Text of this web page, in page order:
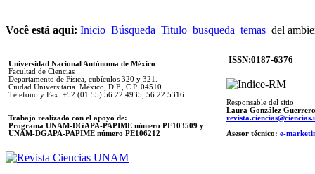
Você está aqui: Inicio Búsqueda Titulo busqueda temas del
Universidad Nacional Autónoma de México
Facultad de Ciencias
Departamento de Física, cubículos 320 y 321.
Ciudad Universitaria. México, D.F., C.P. 04510.
Télefono y Fax: +52 (01 55) 56 22 4935, 56 22 5316
Trabajo realizado con el apoyo de:
Programa UNAM-DGAPA-PAPIME número PE103509 y
UNAM-DGAPA-PAPIME número PE106212
ISSN:0187-6376
Responsable del sitio
Laura González Guerrero
Asesor técnico: e-